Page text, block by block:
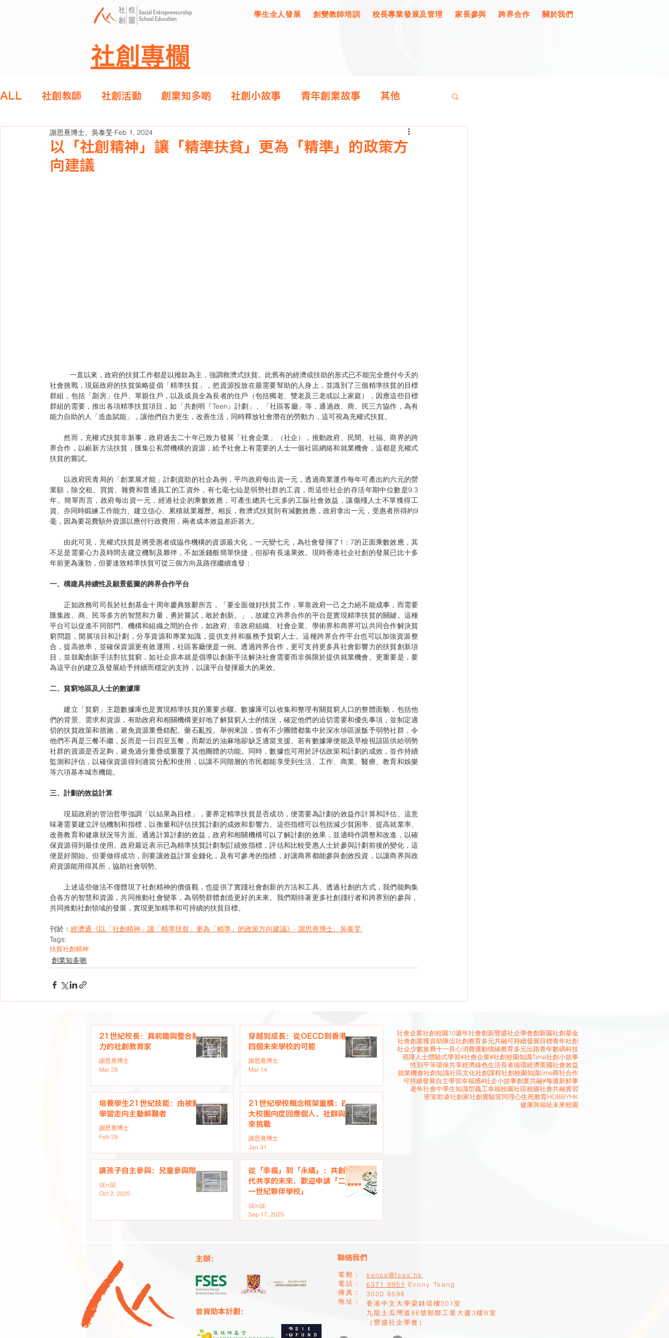
學生全人發展 創變教師培訓 校長專業發展及管理 家長參與 跨界合作 關於我們
社創專欄
ALL 社創教師 社創活動 創業知多啲 社創小故事 青年創業故事 其他
以「社創精神」讓「精準扶貧」更為「精準」的政策方
向建議
謝思熹博士、吳泰旻 Feb 1, 2024
社會挑戰，現屆政府的扶貧策略提倡「精準扶貧」，把資源投放在最需要幫助的人身上，並識別了三個精準扶貧的目標
群組，包括「劏房」住戶、單親住戶，以及成員全為長者的住戶（包括獨老、雙老及三老或以上家庭），因應這些目標
群組的需要，推出各項精準扶貧項目，如「共創明『Teen』計劃」、「社區客廳」等，通過政、商、民三方協作，為有
能力自助的人「造血賦能」，讓他們自力更生，改善生活，同時釋放社會潛在的勞動力，這可視為充權式扶貧。
然而，充權式扶貧非新事，政府過去二十年已致力發展「社會企業」（社企），推動政府、民間、社福、商界的跨
界合作，以嶄新方法扶貧，匯集公私營機構的資源，給予社會上有需要的人士一個社區網絡和就業機會，這都是充權式
扶貧的嘗試。
以政府民青局的「創業展才能」計劃資助的社企為例，平均政府每出資一元，透過商業運作每年可產出約六元的營
業額，除交租、買貨、雜費和普通員工的工資外，有七毫七仙是弱勢社群的工資，而這些社企的存活年期中位數是9.3
年。簡單而言，政府每出資一元，經過社企的乘數效應，可產生總共七元多的工賑社會效益，讓傷殘人士不單獲得工
資、亦同時鍛練工作能力、建立信心、累積就業履歷。相反，救濟式扶貧則有減數效應，政府拿出一元，受惠者所得約9
毫，因為要花費額外資源以應付行政費用，兩者成本效益差距甚大。
由此可見，充權式扶貧是將受惠者或協作機構的資源最大化，一元變七元，為社會發揮了1：7的正面乘數效應，其
不足是需要心力及時間去建立機制及夥伴，不如派錢般簡單快捷，但卻有長遠果效。現時香港社企社創的發展已比十多
年前更為蓬勃，但要達致精準扶貧可從三個方向及路徑繼續進發：
一、構建具持續性及願景藍圖的跨界合作平台
正如政務司司長於社創基金十周年慶典致辭所言，「要全面做好扶貧工作，單靠政府一己之力絕不能成事，而需要
匯集政、商、民等多方的智慧和力量，勇於嘗試，敢於創新。」，故建立跨界合作的平台是實現精準扶貧的關鍵。這種
平台可以促進不同部門、機構和組織之間的合作，如政府、非政府組織、社會企業、學術界和商界可以共同合作解決貧
窮問題，開展項目和計劃，分享資源和專業知識，提供支持和服務予貧窮人士。這種跨界合作平台也可以加強資源整
合，提高效率，並確保資源更有效運用，社區客廳便是一例。透過跨界合作，更可支持更多具社會影響力的扶貧創新項
目，並鼓勵創新手法對抗貧窮，如社企原本就是倡導以創新手法解決社會需要而非侷限於提供就業機會。更重要是，要
為這平台的建立及發展給予持續而穩定的支持，以讓平台發揮最大的果效。
二、貧窮地區及人士的數據庫
建立「貧窮」主題數據庫也是實現精準扶貧的重要步驟。數據庫可以收集和整理有關貧窮人口的整體面貌，包括他
們的背景、需求和資源，有助政府和相關機構更好地了解貧窮人士的情況，確定他們的迫切需要和優先事項，並制定適
切的扶貧政策和措施，避免資源重疊錯配、藥石亂投。舉例來說，曾有不少團體都集中於深水埗區派飯予弱勢社群，令
他們不再是三餐不繼，反而是一日四至五餐，而鄰近的油麻地卻缺乏適當支援。若有數據庫便能及早檢視該區供給弱勢
社群的資源是否足夠，避免過分重疊或重覆了其他團體的功能。同時，數據也可用於評估政策和計劃的成效，並作持續
監測和評估，以確保資源得到適當分配和使用，以讓不同階層的市民都能享受到生活、工作、商業、醫療、教育和娛樂
等六項基本城市機能。
三、計劃的效益計算
現屆政府的管治哲學強調「以結果為目標」，要界定精準扶貧是否成功，便需要為計劃的效益作計算和評估。這意
味著需要建立評估機制和指標，以衡量和評估扶貧計劃的成效和影響力。這些指標可以包括減少貧困率、提高就業率、
改善教育和健康狀況等方面。通過計算計劃的效益，政府和相關機構可以了解計劃的效果，並適時作調整和改進，以確
保資源得到最佳使用。政府最近表示已為精準扶貧計劃制訂績效指標，評估和比較受惠人士於參與計劃前後的變化，這
便是好開始。但要做得成功，則要讓效益計算金錢化，及有可參考的指標，好讓商界都能參與創效投資，以讓商界與政
府資源能用得其所，協助社會弱勢。
上述這些做法不僅體現了社創精神的價值觀，也提供了實踐社會創新的方法和工具。透過社創的方式，我們能夠集
合各方的智慧和資源，共同推動社會變革，為弱勢群體創造更好的未來。我們期待著更多社創踐行者和跨界別的參與，
共同推動社創領域的發展，實現更加精準和可持續的扶貧目標。
刊於： 經濟通《以「社創精神」讓「精準扶貧」更為「精準」的政策方向建議》- 謝思熹博士、吳泰旻
Tags:
扶貧社創精神
創業知多啲
21世紀校長：具前瞻與整合能
力的社創教育家
謝思熹博士
Mar 28
穿越到成長：從OECD到香港
四個未來學校的可能
謝思熹博士
Mar 14
培養學生21世紀技能：由被動
學習走向主動解難者
謝思熹博士
Feb 28
21世紀學校概念框架重構：四
大校園向度回應個人、社群與未
來挑戰
謝思熹博士
Jan 31
讓孩子自主參與：兒童參與階梯
SEnSE
Oct 2, 2025
從「幸福」到「永續」：共創世
代共享的未來，歡迎申請「二十
一世紀夥伴學校」
SEnSE
Sep 17, 2025
社會企業社創校園10週年社會創新豐盛社企學會創新園社創基金
社會創業獲資助隊伍社創教育多元共融可持續發展目標青年社創
社企少數族裔十一良心消費運動情緒教育多元出路青年數碼科技
視障人士體驗式學習#社會企業#社創校園知識Time社創小故事
性別平等環保共享經濟綠色生活長者循環經濟英國社會效益
就業機會社創知識社區文化社創課程社創校園知識time商社合作
可持續發展自主學習幸福感#社企小故事創業共融#每週新鮮事
老年社會中學生知識型義工幸福校園社區校園社會共融實習
密室欺凌社創家社創實驗室同理心生死教育HOBBYHK
健康與福祉未來校園
主辦：
曾資助本計劃：
聯絡我們
電郵：
​電話：
​傳真：
地址：
sense@fses.hk
6371 9951
Evony Tsang
​3020 9598
香港中文大學梁銶琚樓301室
九龍土瓜灣道86號順聯工業大廈3樓B室
（豐盛社企學會）